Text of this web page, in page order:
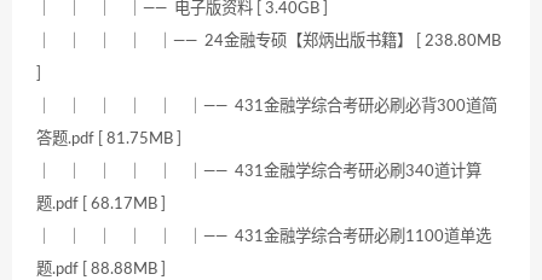
｜ ｜ ｜ ｜—— 电子版资料 [ 3.40GB ]
｜ ｜ ｜ ｜ ｜—— 24金融专硕【郑炳出版书籍】 [ 238.80MB
｜ ｜ ｜ ｜ ｜ ｜—— 431金融学综合考研必刷必背300道简
答题.pdf [ 81.75MB ]
｜ ｜ ｜ ｜ ｜ ｜—— 431金融学综合考研必刷340道计算
题.pdf [ 68.17MB ]
｜ ｜ ｜ ｜ ｜ ｜—— 431金融学综合考研必刷1100道单选
题.pdf [ 88.88MB ]